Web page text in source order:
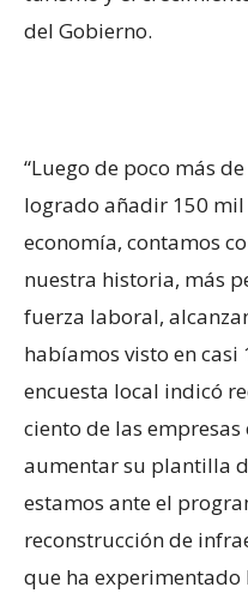
del Gobierno.
“Luego de poco más
logrado añadir 150
economía, contamos
nuestra historia, más
fuerza laboral,
habíamos visto en casi
encuesta local indicó
ciento de las
aumentar su plantilla
estamos ante el
reconstrucción de
que ha experimentado